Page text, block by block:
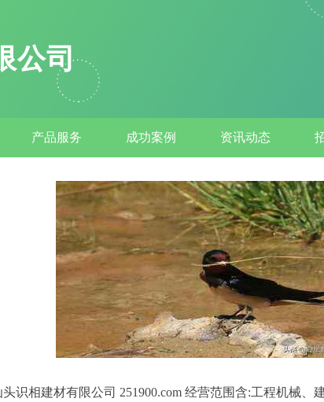
公司
产品服务 成功案例 资讯动态
识相建材有限公司 251900.com 经营范围含:工程机械、